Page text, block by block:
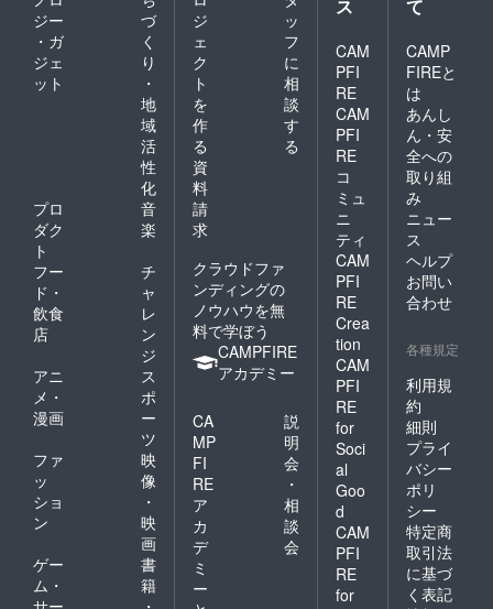
ジー
・ガ
ジェ
ット
づ
く
り
・
地
域
活
性
化
プロ
ダク
ト
音
楽
フー
ド・
飲食
店
チ
ャ
レ
ン
ジ
アニ
メ・
漫画
ス
ポ
ー
ツ
ファ
ッ
ショ
ン
映
像
・
映
画
ゲー
ム・
書
籍
ジ
ェ
ク
ト
を
作
る
ッ
フ
に
相
談
す
る
資
料
請
求
クラウドファ
ンディングの
ノウハウを無
料で学ぼう
CAMPFIRE
アカデミー
CA
MP
FI
RE
ア
カ
デ
ミ
ー
説
明
会
・
相
談
会
ス
CAM
PFI
RE
CAM
PFI
RE
コ
ミュ
ニ
ティ
CAM
PFI
RE
Crea
tion
CAM
PFI
RE
for
Soci
al
Goo
d
CAM
PFI
RE
for
て
CAMP
FIREと
は
あんし
ん・安
全への
取り組
み
ニュー
ス
ヘルプ
お問い
合わせ
各種規定
利用規
約
細則
プライ
バシー
ポリ
シー
特定商
取引法
に基づ
く表記